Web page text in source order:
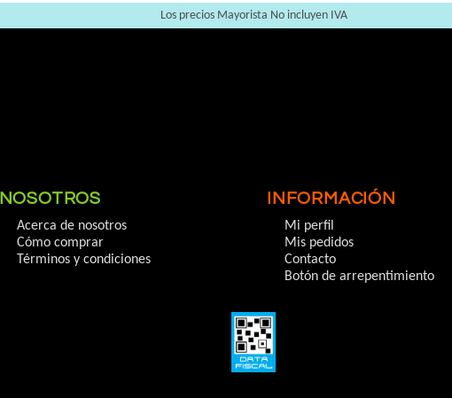
Los precios Mayorista No incluyen IVA
NOSOTROS
Acerca de nosotros
Cómo comprar
Términos y condiciones
INFORMACIÓN
Mi perfil
Mis pedidos
Contacto
Botón de arrepentimiento